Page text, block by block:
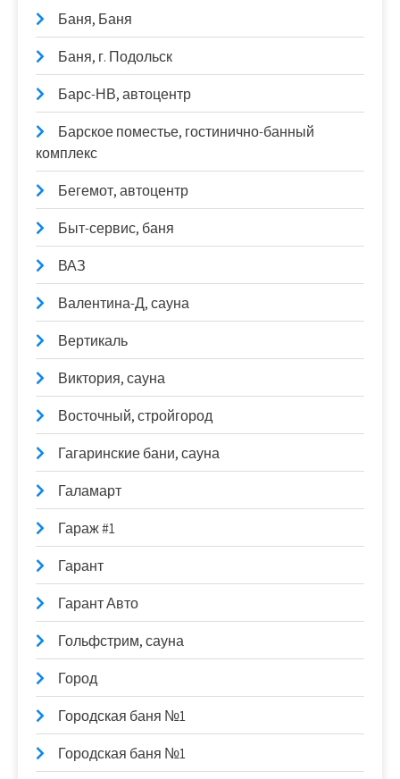
Баня, Баня
Баня, г. Подольск
Барс-НВ, автоцентр
Барское поместье, гостинично-банный
комплекс
Бегемот, автоцентр
Быт-сервис, баня
ВАЗ
Валентина-Д, сауна
Вертикаль
Виктория, сауна
Восточный, стройгород
Гагаринские бани, сауна
Галамарт
Гараж #1
Гарант
Гарант Авто
Гольфстрим, сауна
Город
Городская баня №1
Городская баня №1